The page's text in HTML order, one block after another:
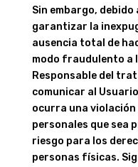
Sin embargo, debido
garantizar la
ausencia total de
modo fraudulento a
Responsable del
comunicar al
ocurra una violación
personales que sea
riesgo para los
personas físicas.